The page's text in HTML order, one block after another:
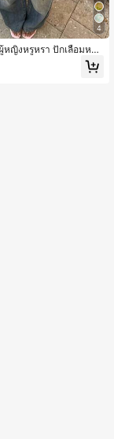
4
หญิงหรูหรา ปักเลื่อมหลา
เหมาะสำหรับวันหยุด เดท
งานปาร์ตี้แฟชั่น เสื้ออเน